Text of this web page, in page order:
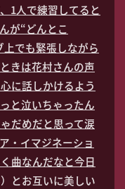
1人で練習してると
が“どんとこ
でも緊張しながら
きは花村さんの声
に話しかけるよう
と泣いちゃったん
だめだと思って涙
・イマジネーショ
曲なんだなと今日
とお互いに美しい